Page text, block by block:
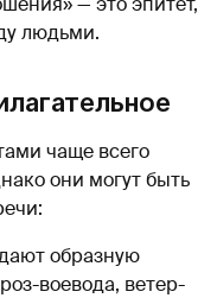
людьми.
чаще всего
они могут быть
образную
воевода, ветер-